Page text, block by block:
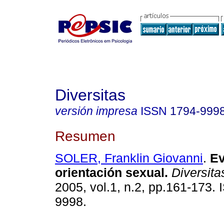
Diversitas
versión impresa ISSN 1794-
Resumen
SOLER, Franklin Giovanni.
orientación sexual.
2005, vol.1, n.2, pp.161-173.
9998.